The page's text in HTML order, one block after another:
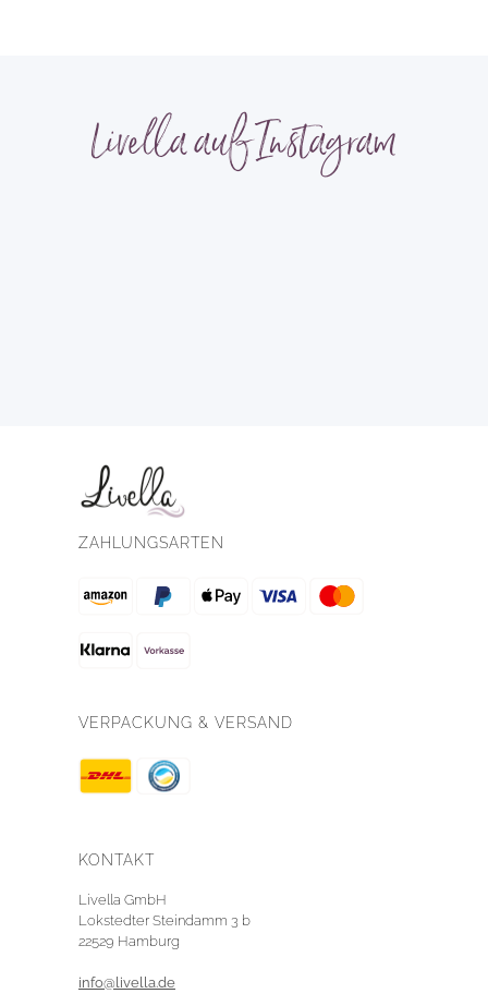
Livella auf Instagram
ZAHLUNGSARTEN
VERPACKUNG & VERSAND
KONTAKT
Livella GmbH
Lokstedter Steindamm 3 b
22529 Hamburg
info@livella.de